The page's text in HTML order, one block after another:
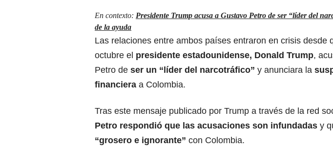
En contexto: Presidente Trump acusa a Gustavo Petro de ser “líder del
de la ayuda
Las relaciones entre ambos países entraron en crisis desde
octubre el presidente estadounidense, Donald Trump,
Petro de ser un “líder del narcotráfico” y anunciara la
financiera a Colombia.
Tras este mensaje publicado por Trump a través de la red
Petro respondió que las acusaciones son infundadas y
“grosero e ignorante” con Colombia.